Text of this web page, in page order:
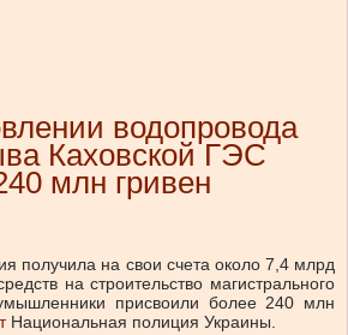
водопровода
Каховской ГЭС
млн гривен
получила на свои счета около 7,4 млрд
на строительство магистрального
присвоили более 240 млн
Национальная полиция Украины.